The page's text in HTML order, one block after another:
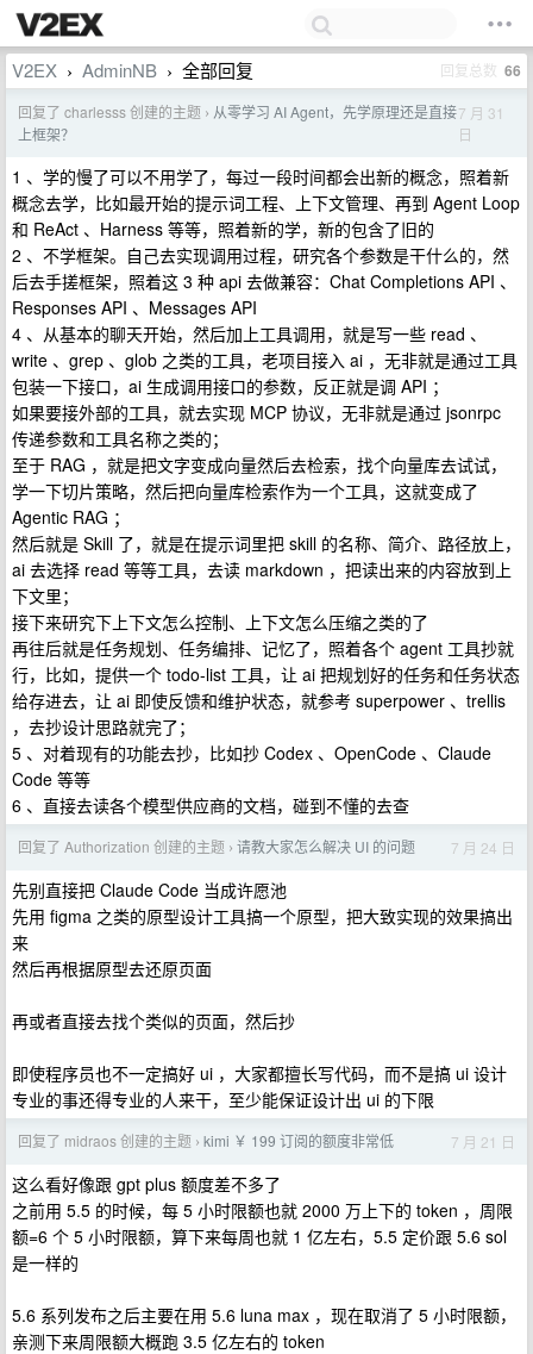
V2EX › AdminNB › 全部回复 回复总数 66
回复了 charlesss 创建的主题 › 从零学习 AI Agent，先学原理还是直接
上框架？
7 月 31
日
1 、学的慢了可以不用学了，每过一段时间都会出新的概念，照着新
概念去学，比如最开始的提示词工程、上下文管理、再到 Agent Loop
和 ReAct 、Harness 等等，照着新的学，新的包含了旧的
2 、不学框架。自己去实现调用过程，研究各个参数是干什么的，然
后去手搓框架，照着这 3 种 api 去做兼容：Chat Completions API 、
Responses API 、Messages API
4 、从基本的聊天开始，然后加上工具调用，就是写一些 read 、
write 、grep 、glob 之类的工具，老项目接入 ai ，无非就是通过工具
包装一下接口，ai 生成调用接口的参数，反正就是调 API ；
如果要接外部的工具，就去实现 MCP 协议，无非就是通过 jsonrpc
传递参数和工具名称之类的；
至于 RAG ，就是把文字变成向量然后去检索，找个向量库去试试，
学一下切片策略，然后把向量库检索作为一个工具，这就变成了
Agentic RAG ；
然后就是 Skill 了，就是在提示词里把 skill 的名称、简介、路径放上，
ai 去选择 read 等等工具，去读 markdown ，把读出来的内容放到上
下文里；
接下来研究下上下文怎么控制、上下文怎么压缩之类的了
再往后就是任务规划、任务编排、记忆了，照着各个 agent 工具抄就
行，比如，提供一个 todo-list 工具，让 ai 把规划好的任务和任务状态
给存进去，让 ai 即使反馈和维护状态，就参考 superpower 、trellis
，去抄设计思路就完了；
5 、对着现有的功能去抄，比如抄 Codex 、OpenCode 、Claude
Code 等等
6 、直接去读各个模型供应商的文档，碰到不懂的去查
回复了 Authorization 创建的主题 › 请教大家怎么解决 UI 的问题 7 月 24 日
先别直接把 Claude Code 当成许愿池
先用 figma 之类的原型设计工具搞一个原型，把大致实现的效果搞出
来
然后再根据原型去还原页面
再或者直接去找个类似的页面，然后抄
即使程序员也不一定搞好 ui ，大家都擅长写代码，而不是搞 ui 设计
专业的事还得专业的人来干，至少能保证设计出 ui 的下限
回复了 midraos 创建的主题 › kimi ￥ 199 订阅的额度非常低 7 月 21 日
这么看好像跟 gpt plus 额度差不多了
之前用 5.5 的时候，每 5 小时限额也就 2000 万上下的 token ，周限
额=6 个 5 小时限额，算下来每周也就 1 亿左右，5.5 定价跟 5.6 sol
是一样的
5.6 系列发布之后主要在用 5.6 luna max ，现在取消了 5 小时限额，
亲测下来周限额大概跑 3.5 亿左右的 token